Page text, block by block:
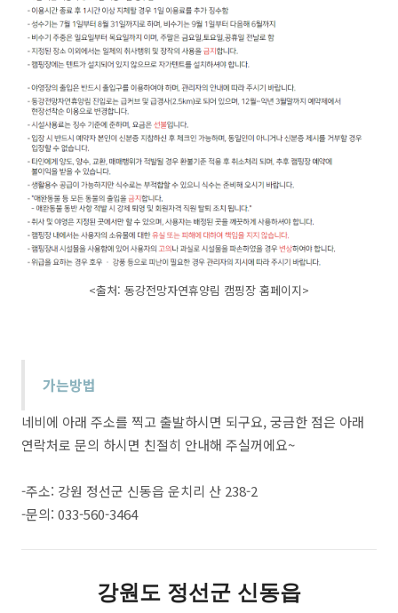
<출처: 동강전망자연휴양림 캠핑장 홈페이지>
가는방법
네비에 아래 주소를 찍고 출발하시면 되구요, 궁금한 점은 아래
연락처로 문의 하시면 친절히 안내해 주실꺼에요~
-주소: 강원 정선군 신동읍 운치리 산 238-2
-문의: 033-560-3464